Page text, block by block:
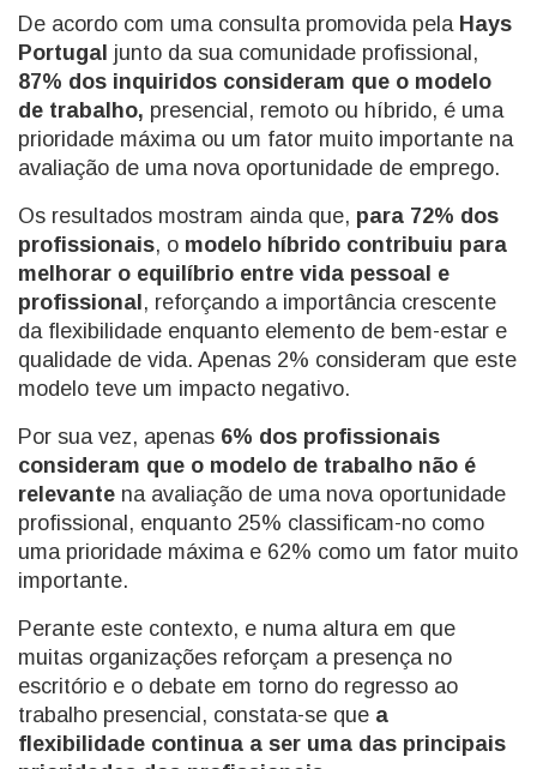
De acordo com uma consulta promovida pela Hays
Portugal junto da sua comunidade profissional,
87% dos inquiridos consideram que o modelo
de trabalho, presencial, remoto ou híbrido, é uma
prioridade máxima ou um fator muito importante na
avaliação de uma nova oportunidade de emprego.
Os resultados mostram ainda que, para 72% dos
profissionais, o modelo híbrido contribuiu para
melhorar o equilíbrio entre vida pessoal e
profissional, reforçando a importância crescente
da flexibilidade enquanto elemento de bem-estar e
qualidade de vida. Apenas 2% consideram que este
modelo teve um impacto negativo.
Por sua vez, apenas 6% dos profissionais
consideram que o modelo de trabalho não é
relevante na avaliação de uma nova oportunidade
profissional, enquanto 25% classificam-no como
uma prioridade máxima e 62% como um fator muito
importante.
Perante este contexto, e numa altura em que
muitas organizações reforçam a presença no
escritório e o debate em torno do regresso ao
trabalho presencial, constata-se que a
flexibilidade continua a ser uma das principais